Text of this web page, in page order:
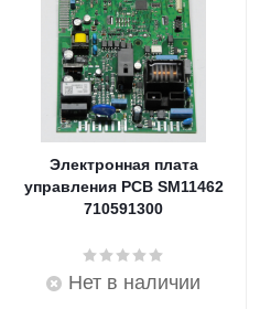
Электронная плата
управления PCB SM11462
710591300
Нет в наличии